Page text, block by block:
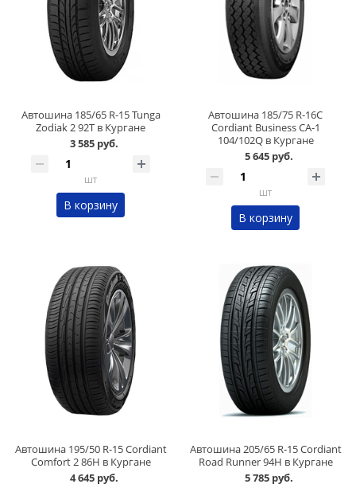
Автошина 185/65 R-15 Tunga
Zodiak 2 92T в Кургане
3 585 руб.
шт
В корзину
Автошина 185/75 R-16C
Cordiant Business CA-1
104/102Q в Кургане
5 645 руб.
шт
В корзину
Автошина 195/50 R-15 Cordiant
Comfort 2 86H в Кургане
4 645 руб.
Автошина 205/65 R-15 Cordiant
Road Runner 94H в Кургане
5 785 руб.